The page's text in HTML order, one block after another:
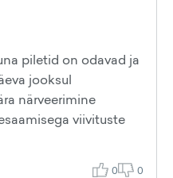
piletid on odavad ja
jooksul
närveerimine
viivituste
0 0